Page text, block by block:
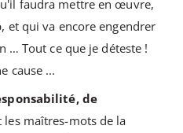
faudra mettre en œuvre,
et qui va encore engendrer
… Tout ce que je déteste !
cause ...
de
les maîtres-mots de la